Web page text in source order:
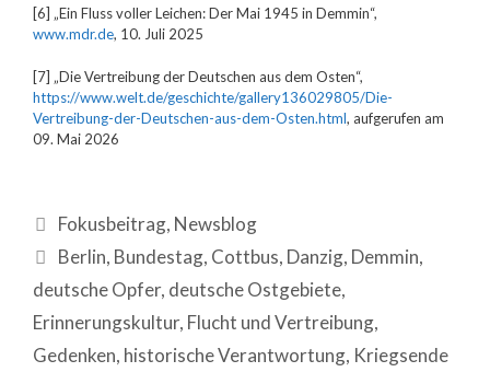
[6] „Ein Fluss voller Leichen: Der Mai 1945 in Demmin“,
www.mdr.de, 10. Juli 2025
[7] „Die Vertreibung der Deutschen aus dem Osten“,
https://www.welt.de/geschichte/gallery136029805/Die-
Vertreibung-der-Deutschen-aus-dem-Osten.html, aufgerufen am
09. Mai 2026
Fokusbeitrag, Newsblog
Berlin, Bundestag, Cottbus, Danzig, Demmin,
deutsche Opfer, deutsche Ostgebiete,
Erinnerungskultur, Flucht und Vertreibung,
Gedenken, historische Verantwortung, Kriegsende